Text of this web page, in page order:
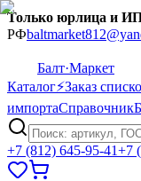
Только юрлица и
РФ
Балт·Маркет
Каталог⚡Заказ
импортаСправочник
+7 (812) 645-95-41+7